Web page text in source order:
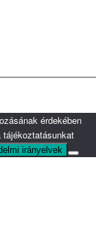
érdekében
irányelvek